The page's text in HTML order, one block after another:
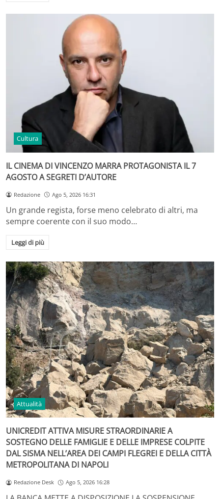
Cultura
IL CINEMA DI VINCENZO MARRA PROTAGONISTA IL 7
AGOSTO A SEGRETI D’AUTORE
Redazione Ago 5, 2026 16:31
Un grande regista, forse meno celebrato di altri, ma
sempre coerente con il suo modo…
Leggi di più
Attualità
UNICREDIT ATTIVA MISURE STRAORDINARIE A
SOSTEGNO DELLE FAMIGLIE E DELLE IMPRESE COLPITE
DAL SISMA NELL’AREA DEI CAMPI FLEGREI E DELLA CITTÀ
METROPOLITANA DI NAPOLI
Redazione Desk Ago 5, 2026 16:28